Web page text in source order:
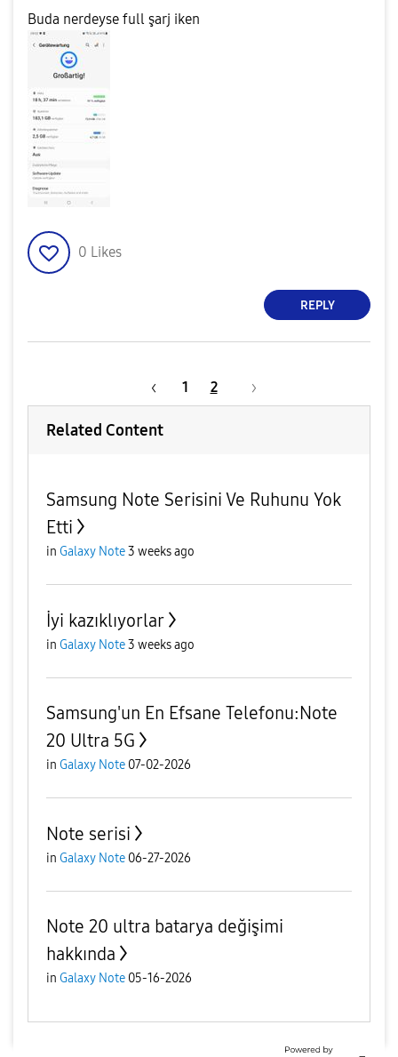
Buda nerdeyse full şarj iken
0 Likes
REPLY
1 2
Related Content
Samsung Note Serisini Ve Ruhunu Yok
Etti
in Galaxy Note3 weeks ago
İyi kazıklıyorlar
in Galaxy Note3 weeks ago
Samsung'un En Efsane Telefonu:Note
20 Ultra 5G
in Galaxy Note 07-02-2026
Note serisi
in Galaxy Note 06-27-2026
Note 20 ultra batarya değişimi
hakkında
in Galaxy Note 05-16-2026